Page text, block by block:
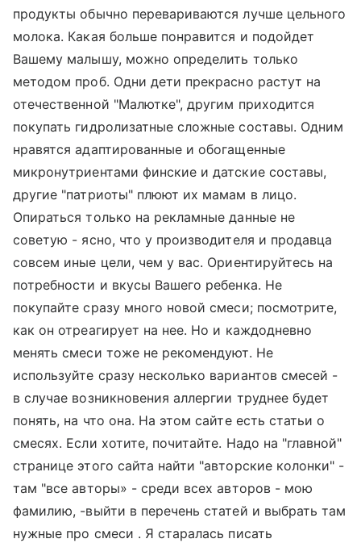
продукты обычно перевариваются лучше цельного
молока. Какая больше понравится и подойдет
Вашему малышу, можно определить только
методом проб. Одни дети прекрасно растут на
отечественной "Малютке", другим приходится
покупать гидролизатные сложные составы. Одним
нравятся адаптированные и обогащенные
микронутриентами финские и датские составы,
другие "патриоты" плюют их мамам в лицо.
Опираться только на рекламные данные не
советую - ясно, что у производителя и продавца
совсем иные цели, чем у вас. Ориентируйтесь на
потребности и вкусы Вашего ребенка. Не
покупайте сразу много новой смеси; посмотрите,
как он отреагирует на нее. Но и каждодневно
менять смеси тоже не рекомендуют. Не
используйте сразу несколько вариантов смесей -
в случае возникновения аллергии труднее будет
понять, на что она. На этом сайте есть статьи о
смесях. Если хотите, почитайте. Надо на "главной"
странице этого сайта найти "авторские колонки" -
там "все авторы» - среди всех авторов - мою
фамилию, -выйти в перечень статей и выбрать там
нужные про смеси . Я старалась писать